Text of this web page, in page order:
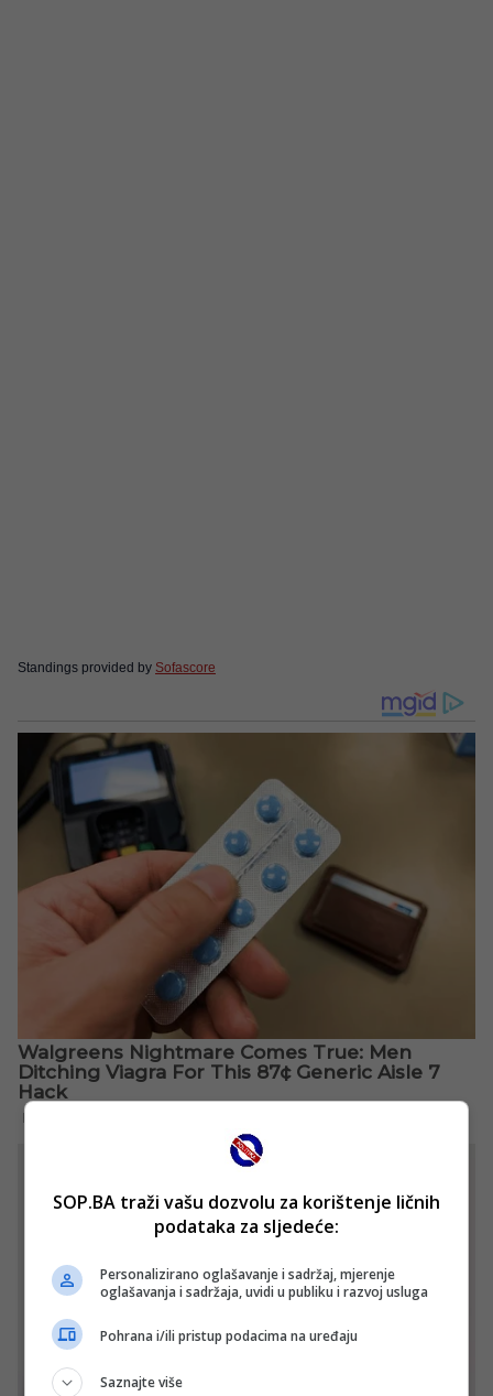
Standings provided by Sofascore
SOP.BA traži vašu dozvolu za korištenje ličnih
podataka za sljedeće:
Personalizirano oglašavanje i sadržaj, mjerenje
oglašavanja i sadržaja, uvidi u publiku i razvoj usluga
Pohrana i/ili pristup podacima na uređaju
Saznajte više